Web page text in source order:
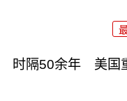
时隔50余年 美国